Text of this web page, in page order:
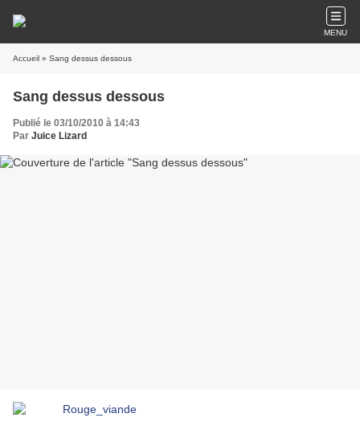
MENU
Accueil » Sang dessus dessous
Sang dessus dessous
Publié le 03/10/2010 à 14:43
Par Juice Lizard